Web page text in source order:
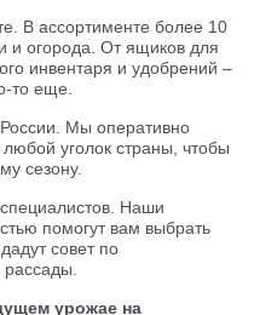
В ассортименте более 10
и огорода. От ящиков для
инвентаря и удобрений –
то еще.
Мы оперативно
уголок страны, чтобы
сезону.
Наши
помогут вам выбрать
совет по
урожае на